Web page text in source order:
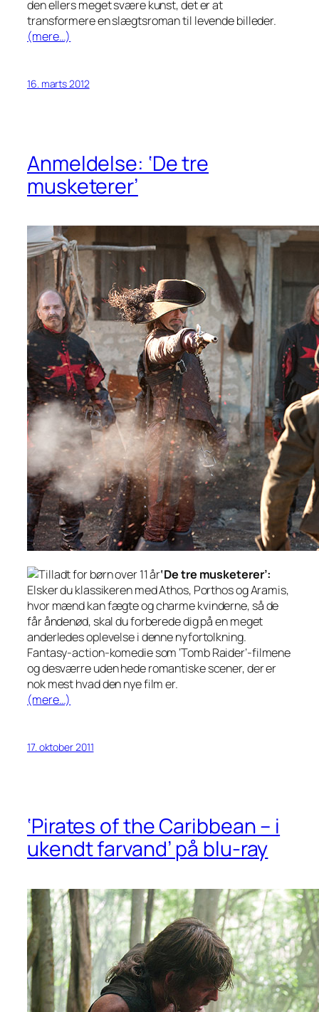
den ellers meget svære kunst, det er at
transformere en slægtsroman til levende billeder.
(mere…)
16. marts 2012
Anmeldelse: ‘De tre
musketerer’
‘De tre musketerer’:
Elsker du klassikeren med Athos, Porthos og Aramis,
hvor mænd kan fægte og charme kvinderne, så de
får åndenød, skal du forberede dig på en meget
anderledes oplevelse i denne nyfortolkning.
Fantasy-action-komedie som ‘Tomb Raider’-filmene
og desværre uden hede romantiske scener, der er
nok mest hvad den nye film er.
(mere…)
17. oktober 2011
‘Pirates of the Caribbean – i
ukendt farvand’ på blu-ray